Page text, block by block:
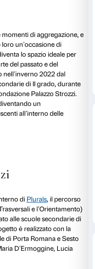
da un tuo
di visite alle
per adolescenti. Un
diretta con
insegnanti o degli
Liceo Artistico
visite per i propri
e momenti di
può offrire loro